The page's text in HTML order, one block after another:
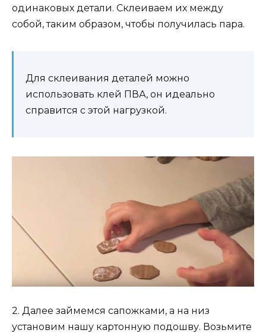
одинаковых детали. Склеиваем их между
собой, таким образом, чтобы получилась пара.
Для склеивания деталей можно
использовать клей ПВА, он идеально
справится с этой нагрузкой.
2. Далее займемся сапожками, а на низ
установим нашу картонную подошву. Возьмите